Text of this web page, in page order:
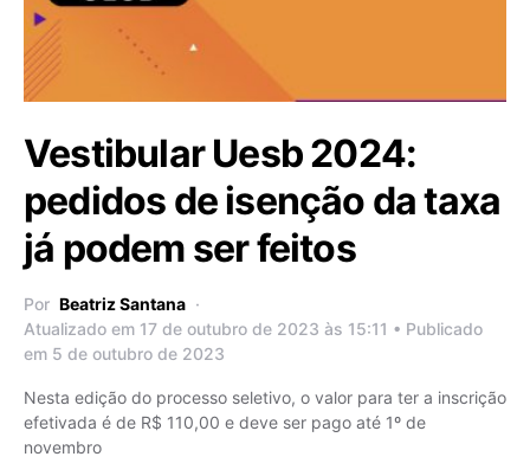
Vestibular Uesb 2024:
pedidos de isenção da taxa
já podem ser feitos
Por Beatriz Santana
Atualizado em 17 de outubro de 2023 às 15:11 • Publicado
em 5 de outubro de 2023
Nesta edição do processo seletivo, o valor para ter a inscrição
efetivada é de R$ 110,00 e deve ser pago até 1º de
novembro